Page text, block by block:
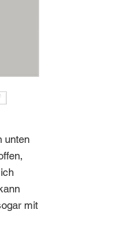
unten
mit